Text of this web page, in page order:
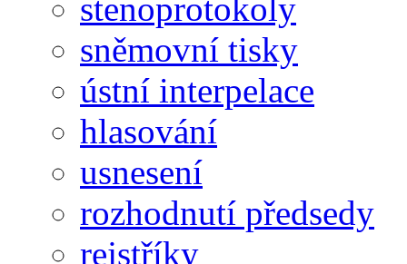
stenoprotokoly
sněmovní tisky
ústní interpelace
hlasování
usnesení
rozhodnutí předsedy
rejstříky